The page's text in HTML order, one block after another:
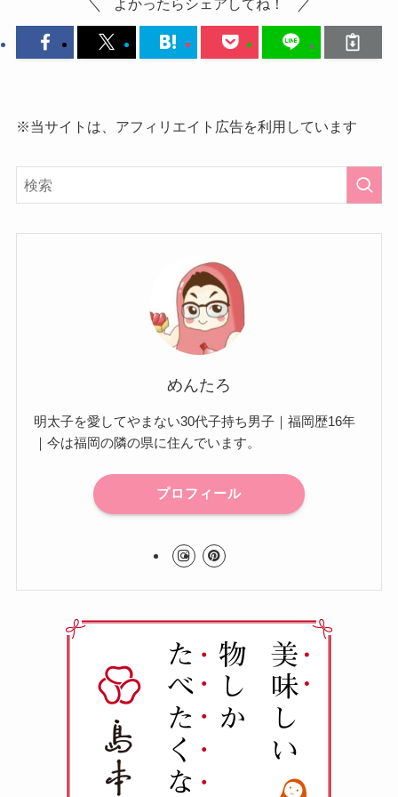
よかったらシェアしてね！
※当サイトは、アフィリエイト広告を利用しています
めんたろ
明太子を愛してやまない30代子持ち男子｜福岡歴16年
｜今は福岡の隣の県に住んでいます。
プロフィール